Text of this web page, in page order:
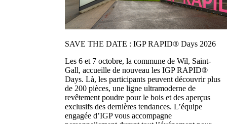
SAVE THE DATE : IGP RAPID® Days 2026
Les 6 et 7 octobre, la commune de Wil, Saint-
Gall, accueille de nouveau les IGP RAPID®
Days. Là, les participants peuvent découvrir plus
de 200 pièces, une ligne ultramoderne de
revêtement poudre pour le bois et des aperçus
exclusifs des dernières tendances. L’équipe
engagée d’IGP vous accompagne